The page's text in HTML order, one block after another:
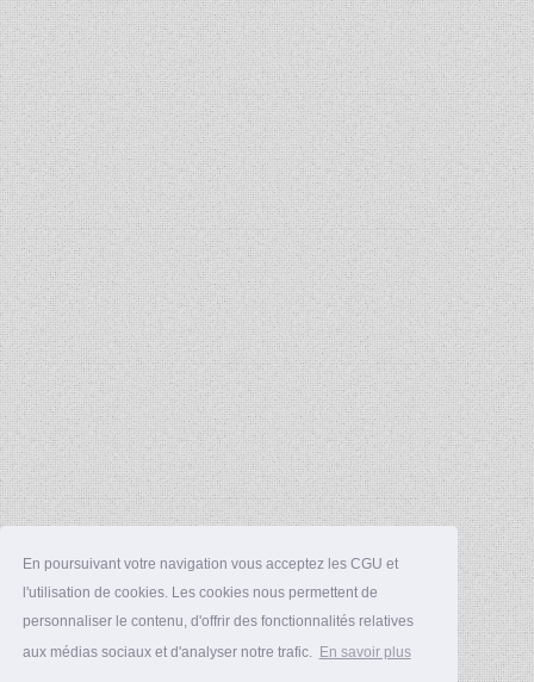
En poursuivant votre navigation vous acceptez les CGU et
l'utilisation de cookies. Les cookies nous permettent de
personnaliser le contenu, d'offrir des fonctionnalités relatives
aux médias sociaux et d'analyser notre trafic. En savoir plus